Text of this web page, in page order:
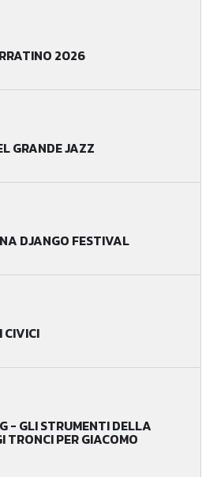
2026
GRANDE JAZZ
DJANGO FESTIVAL
CIVICI
- GLI STRUMENTI DELLA
TRONCI PER GIACOMO